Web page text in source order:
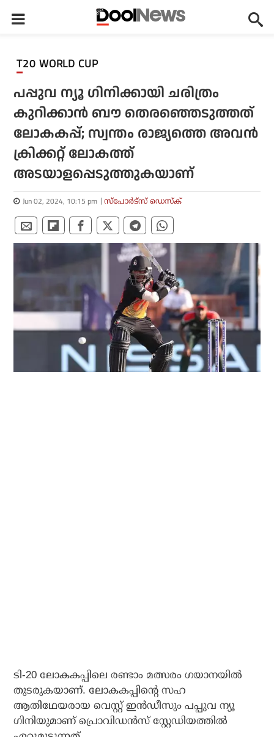
T20 WORLD CUP
പപ്പുവ ന്യൂ ഗിനിക്കായി ചരിത്രം
കുറിക്കാന്‍ ബൗ തെരഞ്ഞെടുത്തത്
ലോകകപ്പ്; സ്വന്തം രാജ്യത്തെ അവന്‍
ക്രിക്കറ്റ് ലോകത്ത്
അടയാളപ്പെടുത്തുകയാണ്
Jun 02, 2024, 10:15 pm സ്പോര്‍ട്സ് ഡെസ്‌ക്
ടി-20 ലോകകപ്പിലെ രണ്ടാം മത്സരം ഗയാനയില്‍
തുടരുകയാണ്. ലോകകപ്പിന്റെ സഹ
ആതിഥേയരായ വെസ്റ്റ് ഇന്‍ഡീസും പപ്പുവ ന്യൂ
ഗിനിയുമാണ് പ്രൊവിഡന്‍സ് സ്റ്റേഡിയത്തില്‍